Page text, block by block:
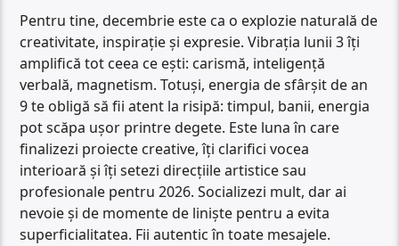
Pentru tine, decembrie este ca o explozie naturală de
creativitate, inspirație și expresie. Vibrația lunii 3 îți
amplifică tot ceea ce ești: carismă, inteligență
verbală, magnetism. Totuși, energia de sfârșit de an
9 te obligă să fii atent la risipă: timpul, banii, energia
pot scăpa ușor printre degete. Este luna în care
finalizezi proiecte creative, îți clarifici vocea
interioară și îți setezi direcțiile artistice sau
profesionale pentru 2026. Socializezi mult, dar ai
nevoie și de momente de liniște pentru a evita
superficialitatea. Fii autentic în toate mesajele.